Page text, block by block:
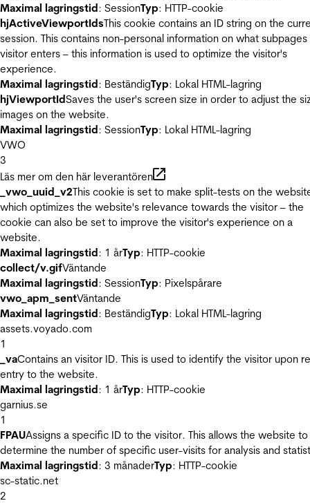
Maximal lagringstid: SessionTyp: HTTP-cookie
hjActiveViewportIdsThis cookie contains an ID string on the
session. This contains non-personal information on what
visitor enters – this information is used to optimize the visitor's
experience.
Maximal lagringstid: BeständigTyp: Lokal HTML-lagring
hjViewportIdSaves the user's screen size in order to adjust the
images on the website.
Maximal lagringstid: SessionTyp: Lokal HTML-lagring
VWO
3
Läs mer om den här leverantören
_vwo_uuid_v2This cookie is set to make split-tests on the
which optimizes the website's relevance towards the visitor – the
cookie can also be set to improve the visitor's experience on a
website.
Maximal lagringstid: 1 årTyp: HTTP-cookie
collect/v.gifVäntande
Maximal lagringstid: SessionTyp: Pixelspårare
vwo_apm_sentVäntande
Maximal lagringstid: BeständigTyp: Lokal HTML-lagring
assets.voyado.com
1
_vaContains an visitor ID. This is used to identify the visitor upon
entry to the website.
Maximal lagringstid: 1 årTyp: HTTP-cookie
garnius.se
1
FPAUAssigns a specific ID to the visitor. This allows the website to
determine the number of specific user-visits for analysis and
Maximal lagringstid: 3 månaderTyp: HTTP-cookie
sc-static.net
2